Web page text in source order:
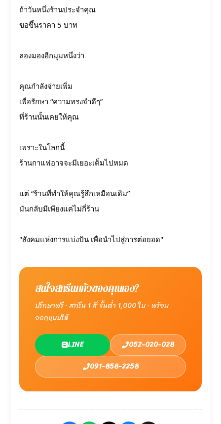
ถ้าวันหนึ่งร้านประจำคุณ
ขอขึ้นราคา 5 บาท
ลองมองอีกมุมหนึ่งว่า
คุณกำลังจ่ายเพิ่ม
เพื่อรักษา “ความทรงจำดีๆ”
ที่ร้านนั้นเคยให้คุณ
เพราะในโลกนี้
ร้านกาแฟอาจจะมีเยอะเต็มไปหมด
แต่ “ร้านที่ทำให้คุณรู้สึกเหมือนเดิม”
มันกลับมีเพียงแค่ไม่กี่ร้าน
"สังคมแห่งการแบ่งปัน เพื่อนำไปสู่การต่อยอด"
สนใจสกรีนแก้วของคุณเอง?
ปรึกษาฟรี · สกรีน 1 สี ขั้นต่ำ 1,000 ใบ · พร้อม
ออกแบบให้
LINE
052-020-028
091-858-2258